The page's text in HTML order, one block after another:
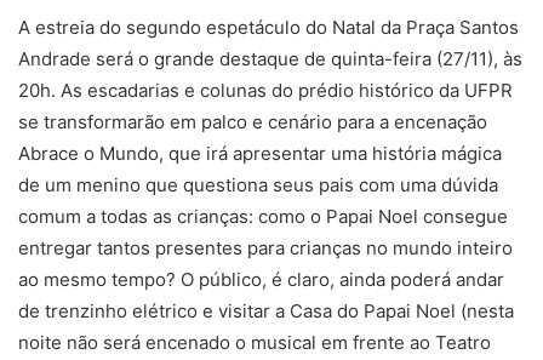
A estreia do segundo espetáculo do Natal da Praça Santos
Andrade será o grande destaque de quinta-feira (27/11), às
20h. As escadarias e colunas do prédio histórico da UFPR
se transformarão em palco e cenário para a encenação
Abrace o Mundo, que irá apresentar uma história mágica
de um menino que questiona seus pais com uma dúvida
comum a todas as crianças: como o Papai Noel consegue
entregar tantos presentes para crianças no mundo inteiro
ao mesmo tempo? O público, é claro, ainda poderá andar
de trenzinho elétrico e visitar a Casa do Papai Noel (nesta
noite não será encenado o musical em frente ao Teatro